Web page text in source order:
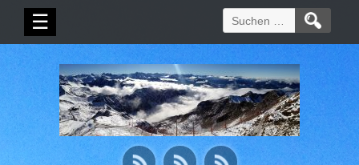
☰
Suchen
nach: